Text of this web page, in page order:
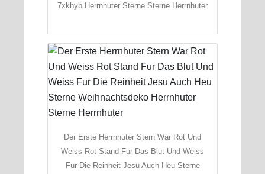
7xkhyb Herrnhuter Sterne Sterne Herrnhuter
Der Erste Herrnhuter Stern War Rot Und
Weiss Rot Stand Fur Das Blut Und Weiss
Fur Die Reinheit Jesu Auch Heu Sterne